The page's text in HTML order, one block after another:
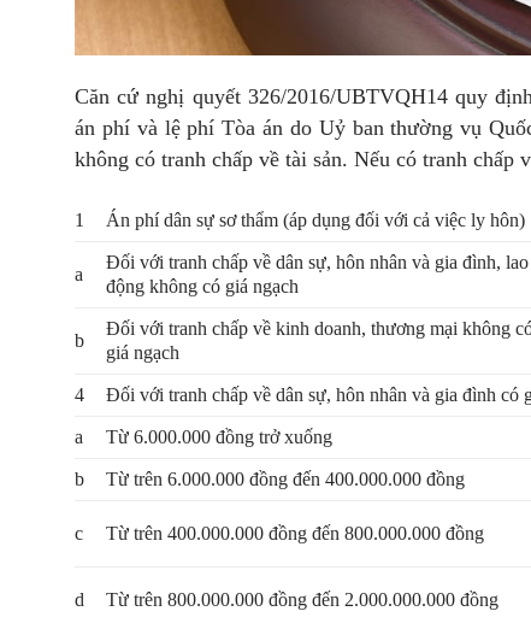
Căn cứ nghị quyết 326/2016/UBTVQH14 quy
án phí và lệ phí Tòa án do Uỷ ban thường vụ
không có tranh chấp về tài sản. Nếu có tranh chấp
1 Án phí dân sự sơ thẩm (áp dụng đối với cả việc ly hôn)
a
Đối với tranh chấp về dân sự, hôn nhân và gia đình, lao
động không có giá ngạch
b
Đối với tranh chấp về kinh doanh, thương mại không
giá ngạch
4 Đối với tranh chấp về dân sự, hôn nhân và gia đình có
a Từ 6.000.000 đồng trở xuống
b Từ trên 6.000.000 đồng đến 400.000.000 đồng
c Từ trên 400.000.000 đồng đến 800.000.000 đồng
d Từ trên 800.000.000 đồng đến 2.000.000.000 đồng